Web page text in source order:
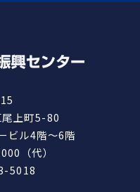
上町5-80
ビル4階～6階
（代）
5018